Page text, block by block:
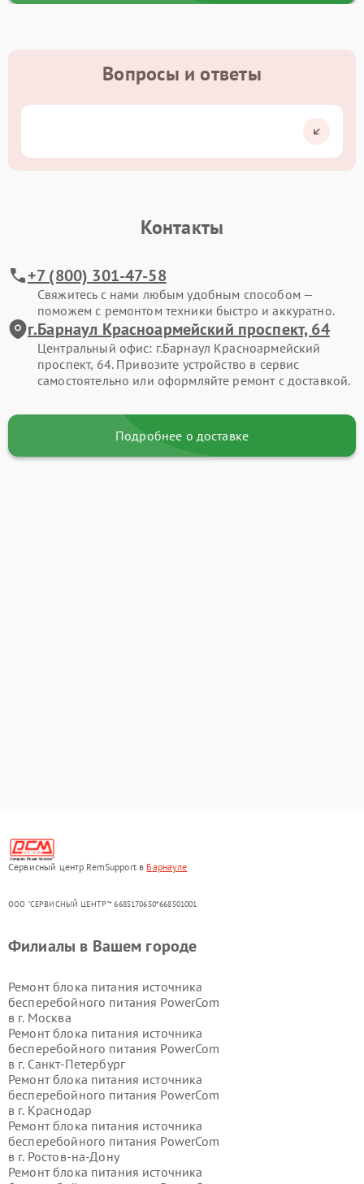
Вопросы и ответы
Контакты
+7 (800) 301-47-58
Свяжитесь с нами любым удобным способом —
поможем с ремонтом техники быстро и аккуратно.
г.Барнаул Красноармейский проспект, 64
Центральный офис: г.Барнаул Красноармейский
проспект, 64. Привозите устройство в сервис
самостоятельно или оформляйте ремонт с доставкой.
Подробнее о доставке
Сервисный центр RemSupport в Барнауле
ООО "СЕРВИСНЫЙ ЦЕНТР"* 6685170650*668501001
Филиалы в Вашем городе
Ремонт блока питания источника
бесперебойного питания PowerCom
в г. Москва
Ремонт блока питания источника
бесперебойного питания PowerCom
в г. Санкт-Петербург
Ремонт блока питания источника
бесперебойного питания PowerCom
в г. Краснодар
Ремонт блока питания источника
бесперебойного питания PowerCom
в г. Ростов-на-Дону
Ремонт блока питания источника